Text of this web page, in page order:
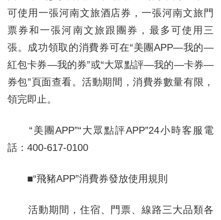
可使用一張河南文旅酒店券，一張河南文旅門
票券和一張河南文旅跟團券，最多可使用三
張。成功領取的消費券可在“美團APP—我的—
紅包卡券—我的券”或“大眾點評—我的—卡券—
券包”頁面查看。活動期間，消費券數量有限，
領完即止。
“美團APP”“大眾點評APP”24小時客服電
話：400-617-0100
■“飛豬APP”消費券發放使用規則
活動期間，住宿、門票、線路三大品類各